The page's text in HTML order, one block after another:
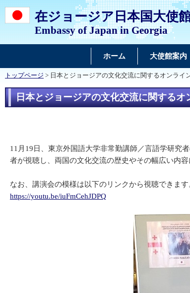
在ジョージア日本国大使
Embassy of Japan in Georgia
ホーム 大使館案内
トップページ > 日本とジョージアの文化交流に関するオンライ
日本とジョージアの文化交流に関するオ
11月19日、東京外国語大学非常勤講師／言語学研究
者が視聴し、両国の文化交流の歴史やその幅広い内容
なお、講演会の模様は以下のリンクから視聴できます
https://youtu.be/iuFmCehJDPQ